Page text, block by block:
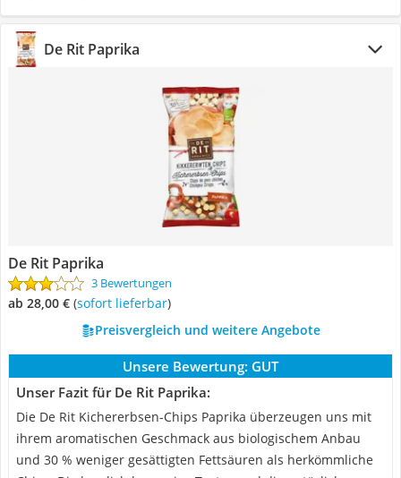
De Rit Paprika
De Rit Paprika
3 Bewertungen
ab 28,00 € ( Sofort lieferbar)
Preisvergleich und weitere Angebote
Unsere Bewertung: GUT
Unser Fazit für De Rit Paprika:
Die De Rit Kichererbsen-Chips Paprika überzeugen uns mit
ihrem aromatischen Geschmack aus biologischem Anbau
und 30 % weniger gesättigten Fettsäuren als herkömmliche